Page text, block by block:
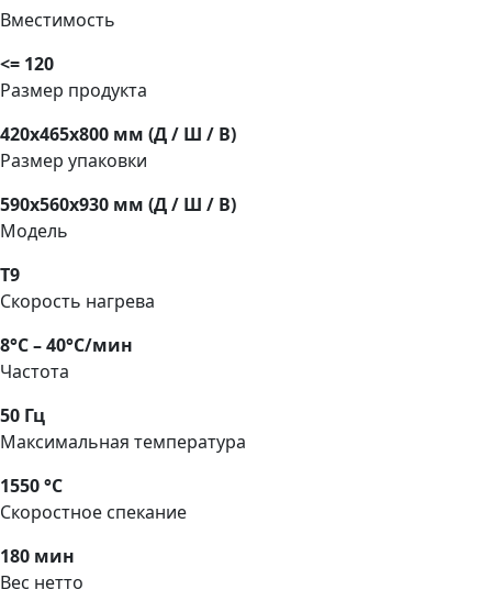
Вместимость
<= 120
Размер продукта
420x465x800 мм (Д / Ш / В)
Размер упаковки
590x560x930 мм (Д / Ш / В)
Модель
T9
Скорость нагрева
8°C – 40°C/мин
Частота
50 Гц
Максимальная температура
1550 °C
Скоростное спекание
180 мин
Вес нетто